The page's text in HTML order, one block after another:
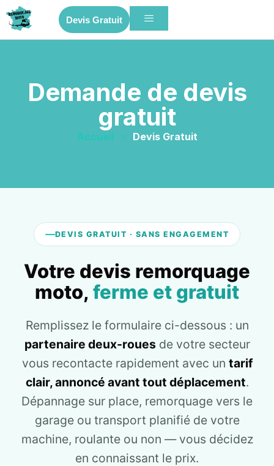
Devis Gratuit
Demande de devis
gratuit
Accueil » Devis Gratuit
DEVIS GRATUIT · SANS ENGAGEMENT
Votre devis remorquage
moto, ferme et gratuit
Remplissez le formulaire ci-dessous : un
partenaire deux-rouesde votre secteur
vous recontacte rapidement avec un tarif
clair, annoncé avant tout déplacement.
Dépannage sur place, remorquage vers le
garage ou transport planifié de votre
machine, roulante ou non — vous décidez
en connaissant le prix.